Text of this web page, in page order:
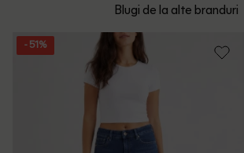
Blugi de la alte branduri
- 51%